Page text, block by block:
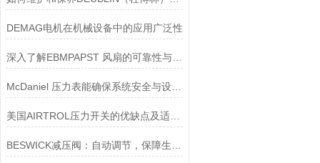
DEMAG电机在机械设备中的应用广泛性
深入了解EBMPAPST 风扇的可靠性与耐用性
McDaniel 压力表能确保系统安全与设备寿命延长
美国AIRTROL压力开关的优缺点及适用范围讲解